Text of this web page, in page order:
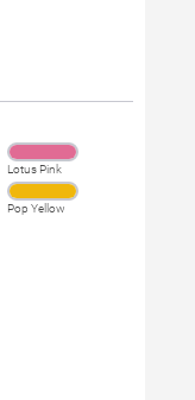
Lotus Pink
Pop Yellow